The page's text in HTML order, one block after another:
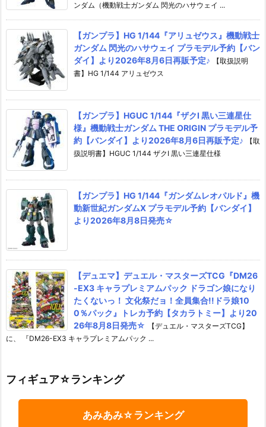
ンダム（機動戦士ガンダム 閃光のハサウェイ ...
【ガンプラ】HG 1/144『アリュゼウス』機動戦士
ガンダム 閃光のハサウェイ プラモデル予約【バン
ダイ】より2026年8月6日再販予定♪
【取扱説明
書】HG 1/144 アリュゼウス
【ガンプラ】HGUC 1/144『ザクI 黒い三連星仕
様』機動戦士ガンダム THE ORIGIN プラモデル予
約【バンダイ】より2026年8月6日再販予定♪
【取
扱説明書】HGUC 1/144 ザクI 黒い三連星仕様
【ガンプラ】HG 1/144『ガンダムレオパルド』機
動新世紀ガンダムX プラモデル予約【バンダイ】
より2026年8月8日発売☆
【デュエマ】デュエル・マスターズTCG『DM26
-EX3 キャラプレミアムパック ドラゴン娘になり
たくないっ！ 文化祭だョ！全員集合!!ドラ娘10
0％パック』トレカ予約【タカラトミー】より20
26年8月8日発売☆
【デュエル・マスターズTCG】
に、 『DM26-EX3 キャラプレミアムパック ...
フィギュア☆ランキング
あみあみ☆ランキング